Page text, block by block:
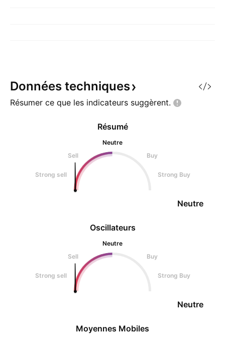
Données techniques
Résumer ce que les indicateurs suggèrent.
Oscillateurs
Neutre
Sell
Buy
Strong sell Strong Buy
Neutre
Résumé
Neutre
Sell
Buy
Strong sell Strong Buy
Neutre
Moyennes Mobiles